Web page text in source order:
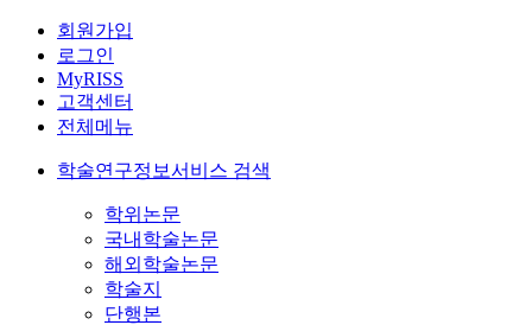
회원가입
로그인
MyRISS
고객센터
전체메뉴
학술연구정보서비스 검색
학위논문
국내학술논문
해외학술논문
학술지
단행본